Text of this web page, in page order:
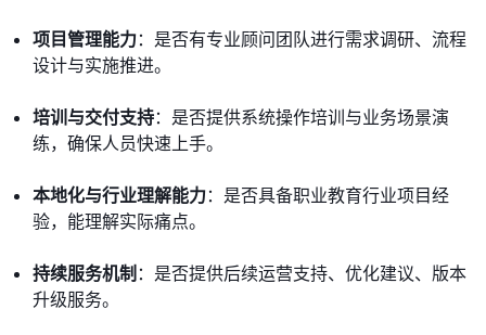
项目管理能力：是否有专业顾问团队进行需求调研、流程
设计与实施推进。
培训与交付支持：是否提供系统操作培训与业务场景演
练，确保人员快速上手。
本地化与行业理解能力：是否具备职业教育行业项目经
验，能理解实际痛点。
持续服务机制 ：是否提供后续运营支持、优化建议、版本
升级服务。